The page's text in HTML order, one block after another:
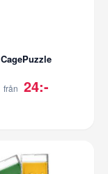
CagePuzzle
från 24:-